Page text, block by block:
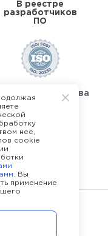
В реестре
разработчиков
ПО
качества
Job
нее,
cookie
. Вы
применение